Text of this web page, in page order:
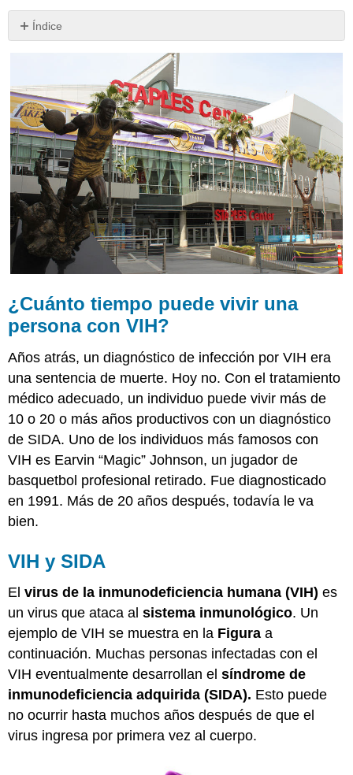
Índice
vivir
una
persona
con
VIH?
VIH
y
SIDA
Transmisión
del
VIH
VIH
y
el
Inmunológico
AYUDAS
Investigación
el
VIH:
Más
allá
la
adicional
Revisar
¿Cuánto tiempo puede vivir una
persona con VIH?
Años atrás, un diagnóstico de infección por VIH era
una sentencia de muerte. Hoy no. Con el tratamiento
médico adecuado, un individuo puede vivir más de
10 o 20 o más años productivos con un diagnóstico
de SIDA. Uno de los individuos más famosos con
VIH es Earvin “Magic” Johnson, un jugador de
basquetbol profesional retirado. Fue diagnosticado
en 1991. Más de 20 años después, todavía le va
bien.
VIH y SIDA
Elvirus de la inmunodeficiencia humana (VIH) es
un virus que ataca alsistema inmunológico. Un
ejemplo de VIH se muestra en la Figura a
continuación. Muchas personas infectadas con el
VIH eventualmente desarrollan elsíndrome de
inmunodeficiencia adquirida (SIDA). Esto puede
no ocurrir hasta muchos años después de que el
virus ingresa por primera vez al cuerpo.